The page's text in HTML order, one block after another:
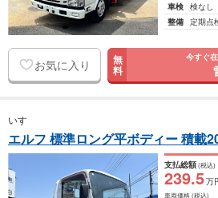
車検 検なし
整備 定期点
お気に入り 無
料
今すぐ
いすゞ
エルフ 標準ロング平ボディー 積載
支払総額(税込)
239.5万
車両価格(税込)